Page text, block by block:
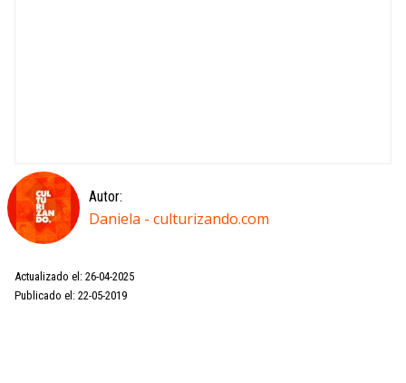
Autor:
Daniela - culturizando.com
Actualizado el: 26-04-2025
Publicado el: 22-05-2019